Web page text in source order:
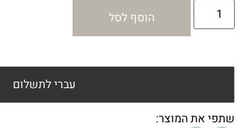
הוסף לסל
עברי לתשלום
שתפי את המוצר: